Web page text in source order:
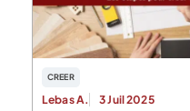
CREER
Lebas A. 3 Juil 2025